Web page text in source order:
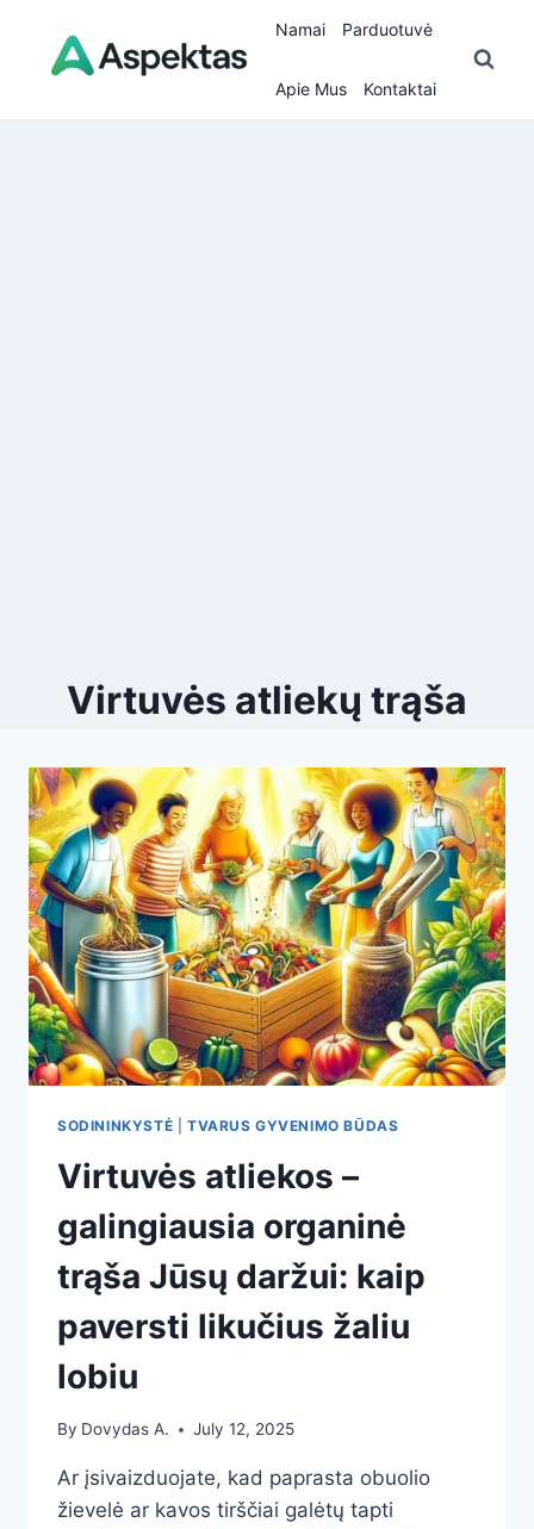
content
Namai Parduotuvė
Apie Mus Kontaktai
Virtuvės atliekų trąša
SODININKYSTĖ TVARUS GYVENIMO BŪDAS
Virtuvės atliekos –
galingiausia organinė
trąša Jūsų daržui: kaip
paversti likučius žaliu
lobiu
By Dovydas A. July 12, 2025
Ar įsivaizduojate, kad paprasta obuolio
žievelė ar kavos tirščiai galėtų tapti